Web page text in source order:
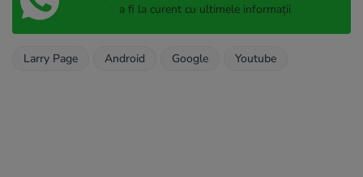
a fi la curent cu ultimele informații
Larry Page Android Google Youtube